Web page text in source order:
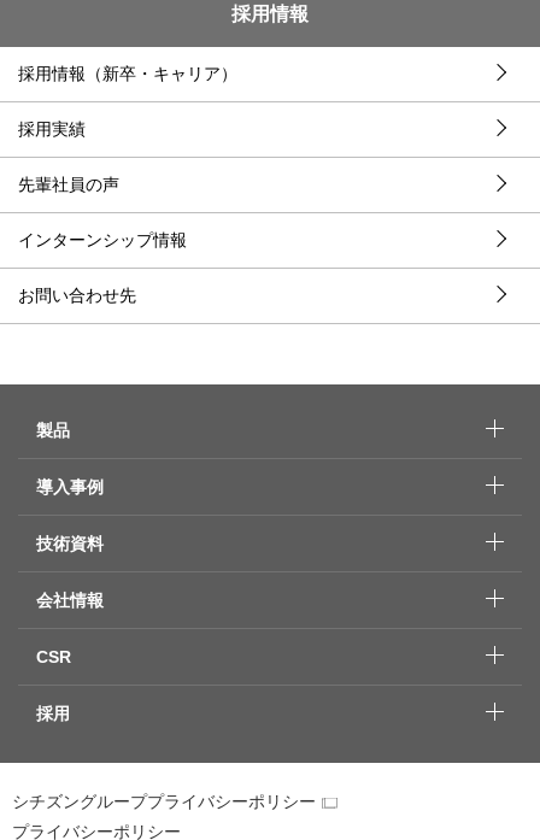
採用情報
採用情報（新卒・キャリア）
採用実績
先輩社員の声
インターンシップ情報
お問い合わせ先
製品
導入事例
技術資料
会社情報
CSR
採用
シチズングループプライバシーポリシー
プライバシーポリシー